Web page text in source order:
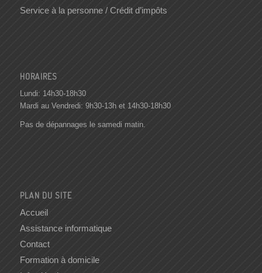
Service à la personne / Crédit d’impôts
HORAIRES
Lundi: 14h30-18h30
Mardi au Vendredi: 9h30-13h et 14h30-18h30
Pas de dépannages le samedi matin.
PLAN DU SITE
Accueil
Assistance informatique
Contact
Formation à domicile